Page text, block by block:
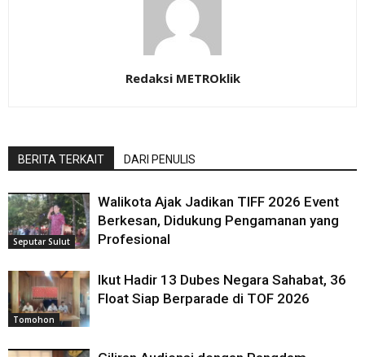
Redaksi METROklik
BERITA TERKAIT DARI PENULIS
Seputar Sulut
Walikota Ajak Jadikan TIFF 2026 Event
Berkesan, Didukung Pengamanan yang
Profesional
Tomohon
Ikut Hadir 13 Dubes Negara Sahabat, 36
Float Siap Berparade di TOF 2026